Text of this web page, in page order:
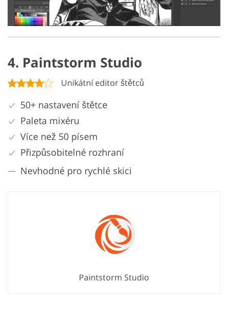
4. Paintstorm Studio
Unikátní editor štětců
50+ nastavení štětce
Paleta mixéru
Více než 50 písem
Přizpůsobitelné rozhraní
Nevhodné pro rychlé skici
Paintstorm Studio